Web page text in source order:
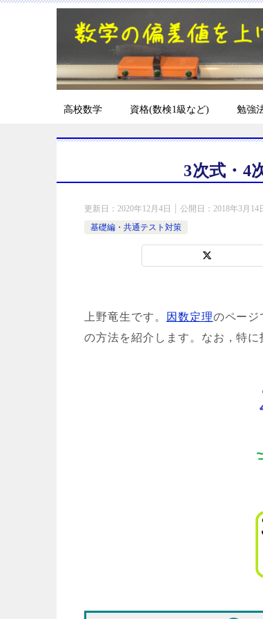
高校数学 資格(数検1級など) 勉強
3次式・4
更新日： 2020年12月4日 公開日： 2018年3月14
基礎編・共通テスト対策
上野竜生です。 因数定理のページ
の方法を紹介します。なお，特